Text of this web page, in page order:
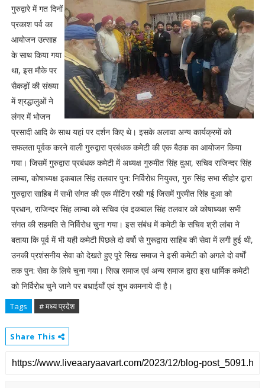
गुरुद्वारे में गत दिनों
प्रकाश पर्व का
आयोजन उत्साह
के साथ किया गया
था, इस मौके पर
सैकड़ों की संख्या
में श्रद्धालुओं ने
लंगर में भोजन
प्रसादी आदि के साथ यहां पर दर्शन किए थे। इसके अलावा अन्य कार्यक्रमों को
सफलता पूर्वक करने वाली गुरुद्वारा प्रबंधक कमेटी की एक बैठक का आयोजन किया
गया। जिसमें गुरुद्वारा प्रबंधक कमेटी में अध्यक्ष गुरुमीत सिंह दुआ, सचिव राजिन्दर सिंह
लाम्बा, कोषाध्यक्ष इकबाल सिंह तलवार पुन: निर्विरोध नियुक्त, गुरु सिंह सभा सीहोर द्वारा
गुरुद्वारा साहिब में सभी संगत की एक मीटिंग रखी गई जिसमें गुरमीत सिंह दुआ को
प्रधान, राजिन्दर सिंह लाम्बा को सचिव एंव इकबाल सिंह तलवार को कोषाध्यक्ष सभी
संगत की सहमति से निर्विरोध चुना गया। इस संबंध में कमेटी के सचिव श्री लांबा ने
बताया कि पूर्व में भी यही कमेटी पिछले दो वर्षो से गुरूद्वारा साहिब की सेवा में लगी हुई थी,
उनकी प्रशंसनीय सेवा को देखते हुए पूरे सिख समाज ने इसी कमेटी को अगले दो वर्षों
तक पुन: सेवा के लिये चुना गया। सिख समाज एवं अन्य समाज द्वारा इस धार्मिक कमेटी
को निर्विरोध चुने जाने पर बधाईयाँ एवं शुभ कामनाये दी है।
Tags # मध्य प्रदेश
Share This